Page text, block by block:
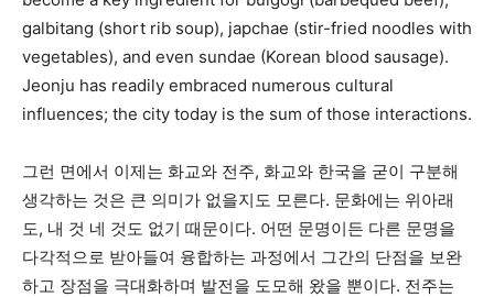
galbitang (short rib soup), japchae (stir-fried noodles with
vegetables), and even sundae (Korean blood sausage).
Jeonju has readily embraced numerous cultural
influences; the city today is the sum of those interactions.
그런 면에서 이제는 화교와 전주, 화교와 한국을 굳이 구분해
생각하는 것은 큰 의미가 없을지도 모른다. 문화에는 위아래
도, 내 것 네 것도 없기 때문이다. 어떤 문명이든 다른 문명을
다각적으로 받아들여 융합하는 과정에서 그간의 단점을 보완
하고 장점을 극대화하며 발전을 도모해 왔을 뿐이다. 전주는